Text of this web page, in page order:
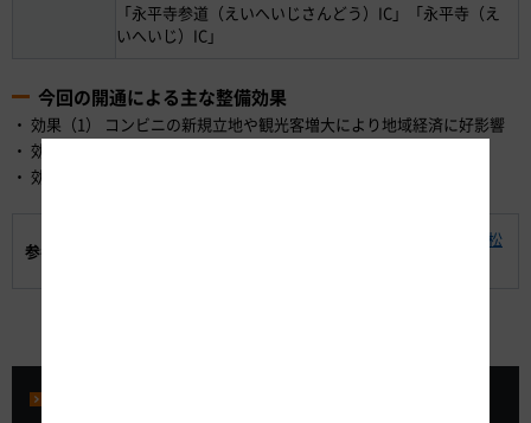
「永平寺参道（えいへいじさんどう）IC」「永平寺（え
いへいじ）IC」
今回の開通による主な整備効果
効果（1） コンビニの新規立地や観光客増大により地域経済に好影響
効果（2） 災害・異常気象時における信頼性の高い交通路の確保
効果（3） 中部縦貫自動車道の整備による高速ネットワークの形成
参考資料:
中部縦貫自動車道 永平寺大野道路（福井北JCT・IC～松